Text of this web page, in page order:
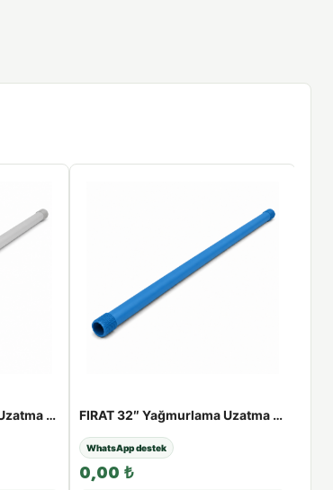
FIRAT 32″ Yağmurlama Uzatma Borusu | 25 - 100 cm - 33cm FIRAT 32″ Yağmurlama Uzatma Borusu (Mavi) | 25 - 100 cm - 50cm
WhatsApp destek
0,00 ₺